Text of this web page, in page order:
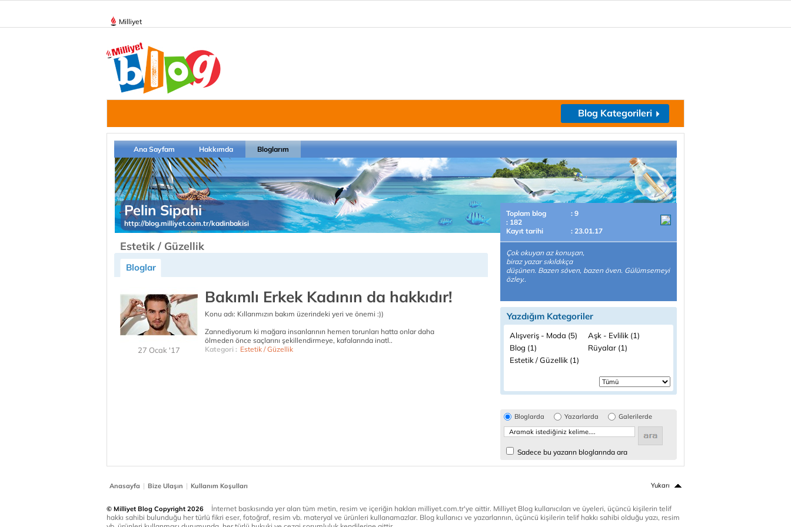
Milliyet
Blog Kategorileri
Ana Sayfam Hakkımda Bloglarım
Pelin Sipahi
http://blog.milliyet.com.tr/kadinbakisi
Estetik / Güzellik
Bloglar
27 Ocak '17
Bakımlı Erkek Kadının da hakkıdır!
Konu adı: Kıllarımızın bakım üzerindeki yeri ve önemi :))
Zannediyorum ki mağara insanlarının hemen torunları hatta onlar daha
ölmeden önce saçlarını şekillendirmeye, kafalarında inatl..
Kategori : Estetik / Güzellik
Toplam blog
: 9
: 182
Kayıt tarihi
: 23.01.17
Çok okuyan az konuşan,
biraz yazar sıkıldıkça
düşünen. Bazen söven, bazen öven. Gülümsemeyi
özley..
Yazdığım Kategoriler
Alışveriş - Moda (5)
Aşk - Evlilik (1)
Blog (1)
Rüyalar (1)
Estetik / Güzellik (1)
Bloglarda Yazarlarda Galerilerde
Sadece bu yazarın bloglarında ara
Anasayfa | Bize Ulaşın | Kullanım Koşulları Yukarı
© Milliyet Blog Copyright 2026
İnternet baskısında yer alan tüm metin, resim ve içeriğin hakları milliyet.com.tr'ye aittir. Milliyet Blog kullanıcıları ve üyeleri, üçüncü kişilerin telif
hakkı sahibi bulunduğu her türlü fikri eser, fotoğraf, resim vb. materyal ve ürünleri kullanamazlar. Blog kullanıcı ve yazarlarının, üçüncü kişilerin telif hakkı sahibi olduğu yazı, resim